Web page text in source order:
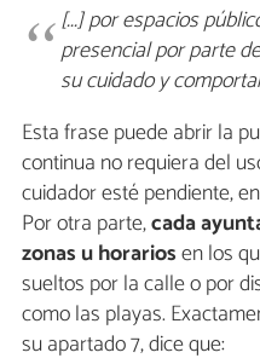
[...] por espacios
presencial por parte
su cuidado y
Esta frase puede abrir la
continua no requiera del
cuidador esté pendiente,
Por otra parte,cada
zonas u horariosen los
sueltos por la calle o por
como las playas.
su apartado 7, dice que: